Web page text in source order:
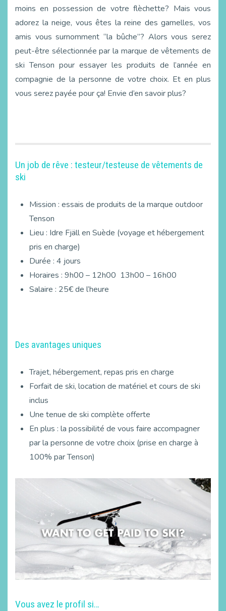
moins en possession de votre flèchette? Mais vous
adorez la neige, vous êtes la reine des gamelles, vos
amis vous surnomment “la bûche”? Alors vous serez
peut-être sélectionnée par la marque de vêtements de
ski Tenson pour essayer les produits de l’année en
compagnie de la personne de votre choix. Et en plus
vous serez payée pour ça! Envie d’en savoir plus?
Un job de rêve : testeur/testeuse de vêtements de
ski
Mission : essais de produits de la marque outdoor
Tenson
Lieu : Idre Fjäll en Suède (voyage et hébergement
pris en charge)
Durée : 4 jours
Horaires : 9h00 – 12h00 13h00 – 16h00
Salaire : 25€ de l’heure
Des avantages uniques
Trajet, hébergement, repas pris en charge
Forfait de ski, location de matériel et cours de ski
inclus
Une tenue de ski complète offerte
En plus : la possibilité de vous faire accompagner
par la personne de votre choix (prise en charge à
100% par Tenson)
Vous avez le profil si…